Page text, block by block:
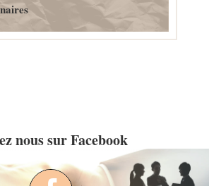
nous sur Facebook